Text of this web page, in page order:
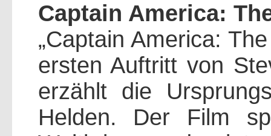
Captain America:
„Captain America:
ersten Auftritt von
erzählt die
Helden. Der Film